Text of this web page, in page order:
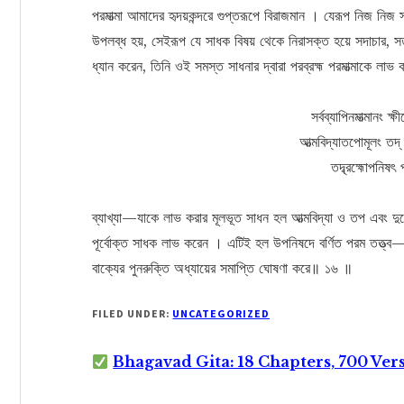
পরমাত্মা আমাদের হৃদয়কন্দরে গুপ্তরূপে বিরাজমান । যেরূপ নিজ
উপলব্ধ হয়, সেইরূপ যে সাধক বিষয় থেকে নিরাসক্ত হয়ে সদাচার,
ধ্যান করেন, তিনি ওই সমস্ত সাধনার দ্বারা পরব্রহ্ম পরমাত্মাকে
সর্বব্যাপিনমাত্মানং
আত্মবিদ্যাতপোমূলং
ব্যাখ্যা—যাকে লাভ করার মূলভূত সাধন হল আত্মবিদ্যা ও তপ এবং দুধে
পূর্বোক্ত সাধক লাভ করেন । এটিই হল উপনিষদে বর্ণিত পরম
বাক্যের পুনরুক্তি অধ্যায়ের সমাপ্তি ঘোষণা করে॥ ১৬ ॥
FILED UNDER: UNCATEGORIZED
Bhagavad Gita: 18 Chapters, 700